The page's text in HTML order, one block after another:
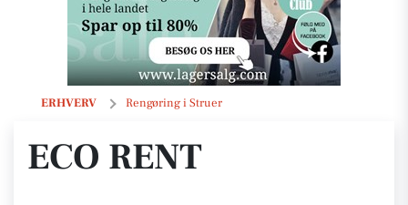
ERHVERV Rengøring i Struer
Eco rent
ECO RENT